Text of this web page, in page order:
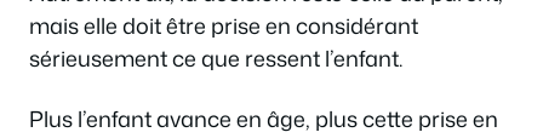
mais elle doit être prise en considérant
sérieusement ce que ressent l’enfant.
Plus l’enfant avance en âge, plus cette prise en